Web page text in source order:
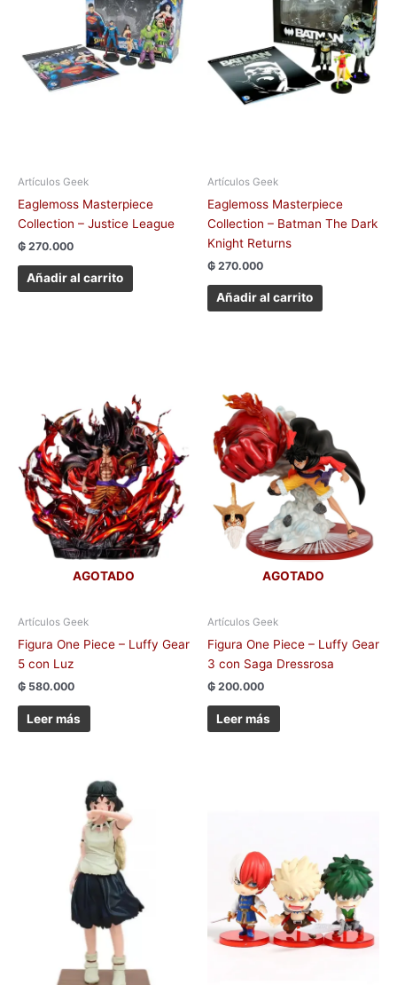
Artículos Geek
Eaglemoss Masterpiece
Collection – Justice League
₲ 270.000
Añadir al carrito
Artículos Geek
Eaglemoss Masterpiece
Collection – Batman The Dark
Knight Returns
₲ 270.000
Añadir al carrito
AGOTADO
Artículos Geek
Figura One Piece – Luffy Gear
5 con Luz
₲ 580.000
Leer más
AGOTADO
Artículos Geek
Figura One Piece – Luffy Gear
3 con Saga Dressrosa
₲ 200.000
Leer más